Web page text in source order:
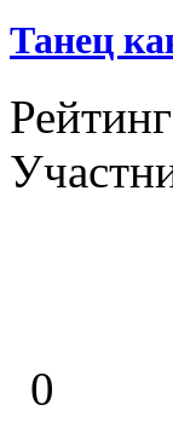
Танец
0